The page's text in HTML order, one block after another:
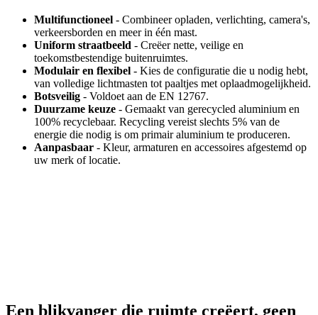
Multifunctioneel - Combineer opladen, verlichting, camera's,
verkeersborden en meer in één mast.
Uniform straatbeeld - Creëer nette, veilige en
toekomstbestendige buitenruimtes.
Modulair en flexibel - Kies de configuratie die u nodig hebt,
van volledige lichtmasten tot paaltjes met oplaadmogelijkheid.
Botsveilig - Voldoet aan de EN 12767.
Duurzame keuze - Gemaakt van gerecycled aluminium en
100% recyclebaar. Recycling vereist slechts 5% van de
energie die nodig is om primair aluminium te produceren.
Aanpasbaar - Kleur, armaturen en accessoires afgestemd op
uw merk of locatie.
Een blikvanger die ruimte creëert, geen